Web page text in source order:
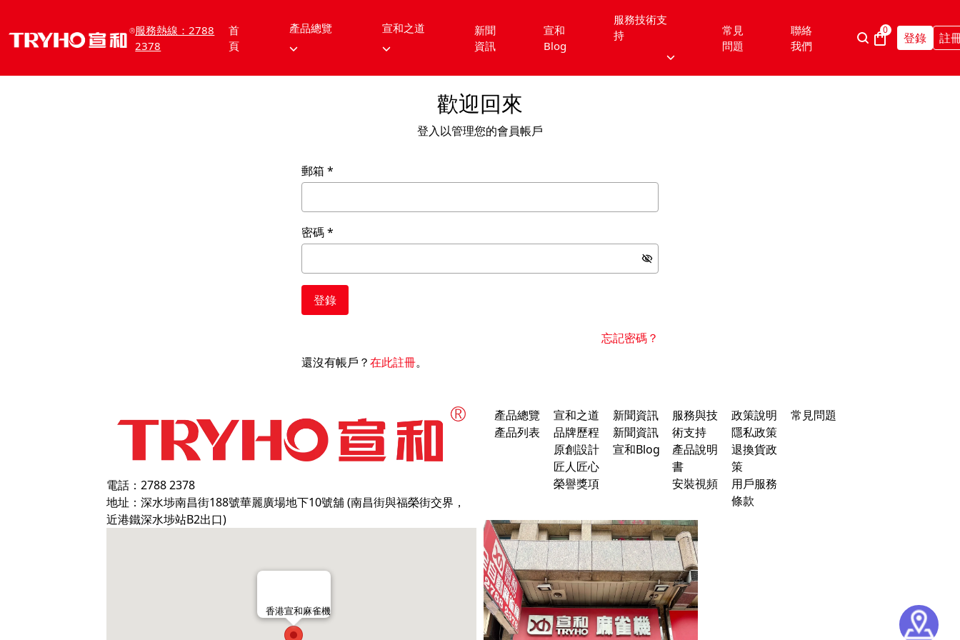
服務熱線：2788
2378
首
頁
產品總覽 宣和之道
新聞
資訊
宣和
Blog
服務技術支
持
常見
問題
聯絡
我們
0
登錄 註
歡迎回來
登入以管理您的會員帳戶
郵箱
密碼
登錄
忘記密碼？
還沒有帳戶？在此註冊。
電話：2788 2378
地址：深水埗南昌街188號華麗廣場地下10號舖 (南昌街與福榮街交界，
近港鐵深水埗站B2出口)
香港宣和麻雀機
產品總覽
產品列表
宣和之道
品牌歷程
原創設計
匠人匠心
榮譽獎項
新聞資訊
新聞資訊
宣和Blog
服務與技
術支持
產品說明
書
安裝視頻
政策說明
隱私政策
退換貨政
策
用戶服務
條款
常見問題